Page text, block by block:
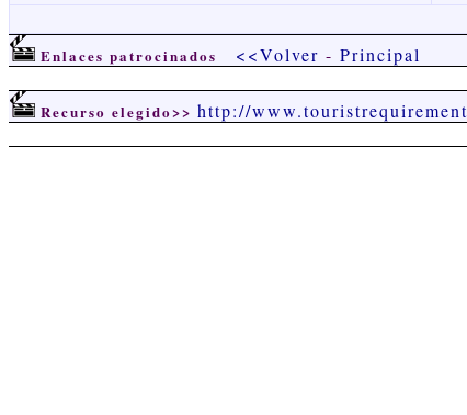
Enlaces patrocinados <<Volver - Principal
Recurso elegido>> http://